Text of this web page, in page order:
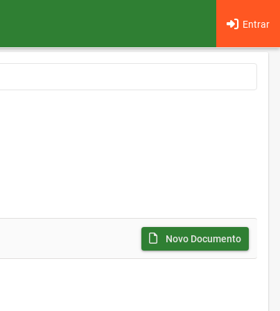
Entrar
Novo Documento